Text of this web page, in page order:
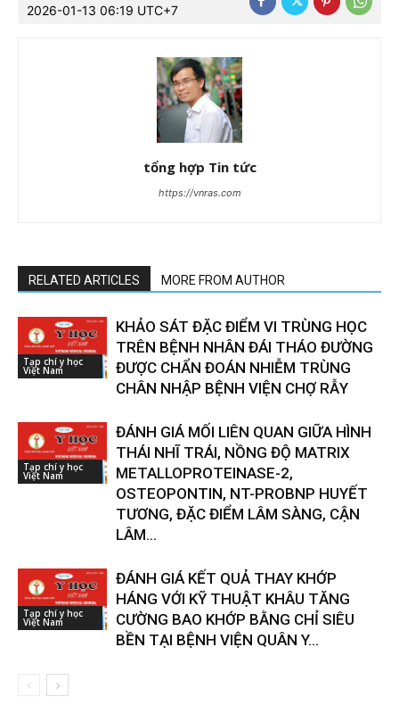
2026-01-13 06:19 UTC+7
tổng hợp Tin tức
https://vnras.com
RELATED ARTICLES MORE FROM AUTHOR
Tạp chí y học
Việt Nam
KHẢO SÁT ĐẶC ĐIỂM VI TRÙNG HỌC
TRÊN BỆNH NHÂN ĐÁI THÁO ĐƯỜNG
ĐƯỢC CHẨN ĐOÁN NHIỄM TRÙNG
CHÂN NHẬP BỆNH VIỆN CHỢ RẪY
Tạp chí y học
Việt Nam
ĐÁNH GIÁ MỐI LIÊN QUAN GIỮA HÌNH
THÁI NHĨ TRÁI, NỒNG ĐỘ MATRIX
METALLOPROTEINASE-2,
OSTEOPONTIN, NT-PROBNP HUYẾT
TƯƠNG, ĐẶC ĐIỂM LÂM SÀNG, CẬN
LÂM...
Tạp chí y học
Việt Nam
ĐÁNH GIÁ KẾT QUẢ THAY KHỚP
HÁNG VỚI KỸ THUẬT KHÂU TĂNG
CƯỜNG BAO KHỚP BẰNG CHỈ SIÊU
BỀN TẠI BỆNH VIỆN QUÂN Y...